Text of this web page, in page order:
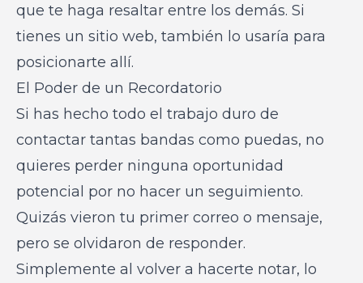
que te haga resaltar entre los demás. Si
tienes un sitio web, también lo usaría para
posicionarte allí.
El Poder de un Recordatorio
Si has hecho todo el trabajo duro de
contactar tantas bandas como puedas, no
quieres perder ninguna oportunidad
potencial por no hacer un seguimiento.
Quizás vieron tu primer correo o mensaje,
pero se olvidaron de responder.
Simplemente al volver a hacerte notar, lo